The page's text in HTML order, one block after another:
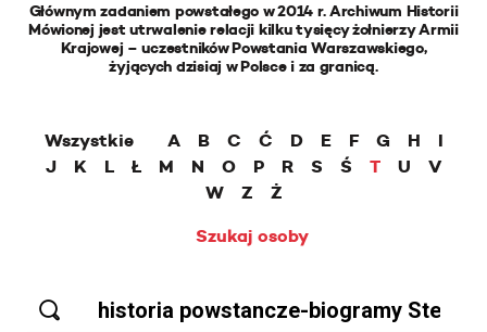
Głównym zadaniem powstałego w 2014 r. Archiwum Historii
Mówionej jest utrwalenie relacji kilku tysięcy żołnierzy Armii
Krajowej – uczestników Powstania Warszawskiego,
żyjących dzisiaj w Polsce i za granicą.
Wszystkie A B C Ć D E F G H
I
J
K L Ł M N O P R S Ś T U
V
W
Z
Ż
Szukaj osoby